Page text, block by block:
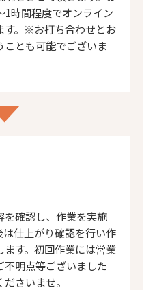
1時間程度でオンライン
す。※お打ち合わせとお
とも可能でございま
確認し、作業を実施
仕上がり確認を行い作
す。初回作業には営業
明点等ございました
さいませ。